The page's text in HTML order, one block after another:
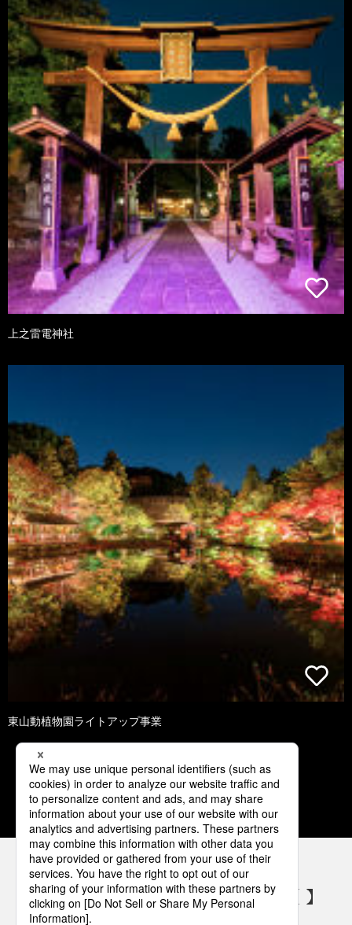
上之雷電神社
東山動植物園ライトアップ事業
1 2 3 4 5
パナソニックの電気設備 SNSアカウント